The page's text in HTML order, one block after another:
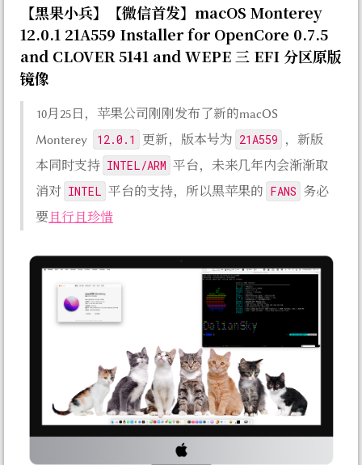
【黑果小兵】【微信首发】macOS Monterey
12.0.1 21A559 Installer for OpenCore 0.7.5
and CLOVER 5141 and WEPE 三 EFI 分区原版
镜像
10月25日，苹果公司刚刚发布了新的macOS
Monterey
12.0.1 更新，版本号为 21A559
，新版
本同时支持 INTEL/ARM 平台，未来几年内会渐渐取
消对 INTEL 平台的支持，所以黑苹果的 FANS 务必
要 且行且珍惜